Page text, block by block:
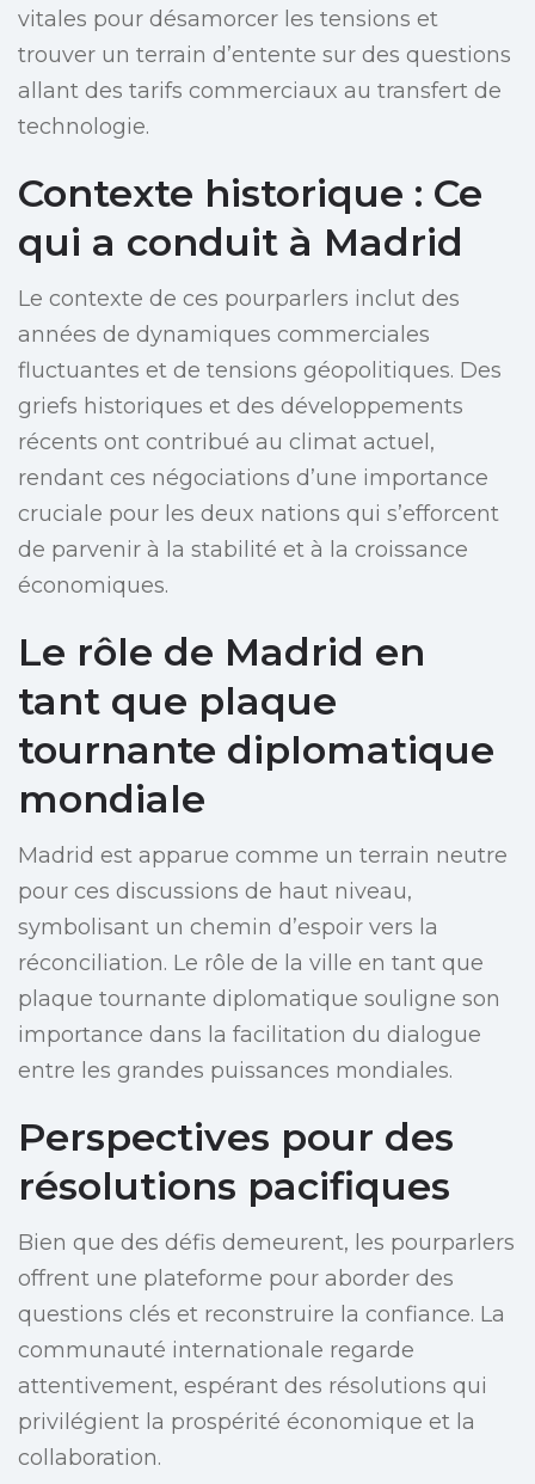
vitales pour désamorcer les tensions et
trouver un terrain d’entente sur des questions
allant des tarifs commerciaux au transfert de
technologie.
Contexte historique : Ce
qui a conduit à Madrid
Le contexte de ces pourparlers inclut des
années de dynamiques commerciales
fluctuantes et de tensions géopolitiques. Des
griefs historiques et des développements
récents ont contribué au climat actuel,
rendant ces négociations d’une importance
cruciale pour les deux nations qui s’efforcent
de parvenir à la stabilité et à la croissance
économiques.
Le rôle de Madrid en
tant que plaque
tournante diplomatique
mondiale
Madrid est apparue comme un terrain neutre
pour ces discussions de haut niveau,
symbolisant un chemin d’espoir vers la
réconciliation. Le rôle de la ville en tant que
plaque tournante diplomatique souligne son
importance dans la facilitation du dialogue
entre les grandes puissances mondiales.
Perspectives pour des
résolutions pacifiques
Bien que des défis demeurent, les pourparlers
offrent une plateforme pour aborder des
questions clés et reconstruire la confiance. La
communauté internationale regarde
attentivement, espérant des résolutions qui
privilégient la prospérité économique et la
collaboration.